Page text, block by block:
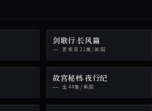
剑歌行·长风篇
更新至21集/英国
故宫秘档·夜行纪
全44集/美国